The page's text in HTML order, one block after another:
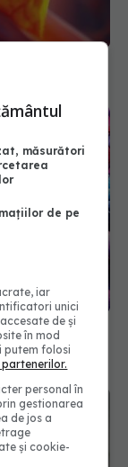
cu 60%
Impactul
măsurători
de pe
iar
unici
de și
în mod
putem folosi
personal în
gestionarea
de jos a
și cookie-